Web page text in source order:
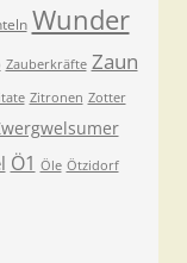
Wunder
Zauberkräfte Zaun
Zitronen Zotter
Ö1 Öle Ötzidorf